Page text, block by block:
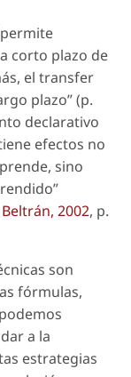
corto plazo de
el transfer
plazo” (p.
declarativo
efectos no
sino
Beltrán, 2002, p.
son
fórmulas,
a la
estrategias